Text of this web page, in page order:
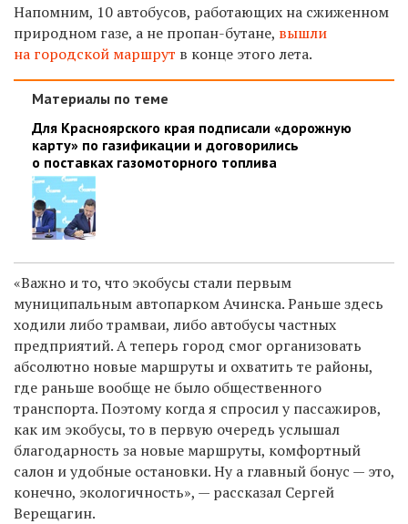
Напомним, 10 автобусов, работающих на сжиженном
природном газе, а не пропан-бутане, вышли
на городской маршрут в конце этого лета.
Материалы по теме
Для Красноярского края подписали «дорожную
карту» по газификации и договорились
о поставках газомоторного топлива
«Важно и то, что экобусы стали первым
муниципальным автопарком Ачинска. Раньше здесь
ходили либо трамваи, либо автобусы частных
предприятий. А теперь город смог организовать
абсолютно новые маршруты и охватить те районы,
где раньше вообще не было общественного
транспорта. Поэтому когда я спросил у пассажиров,
как им экобусы, то в первую очередь услышал
благодарность за новые маршруты, комфортный
салон и удобные остановки. Ну а главный бонус — это,
конечно, экологичность», — рассказал Сергей
Верещагин.